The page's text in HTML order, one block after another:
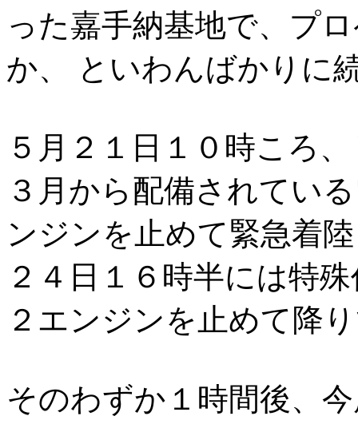
った嘉手納基地で、プ
か、 といわんばかりに
５月２１日１０時ころ
３月から配備されてい
ンジンを止めて緊急着
２４日１６時半には特
２エンジンを止めて降
そのわずか１時間後、